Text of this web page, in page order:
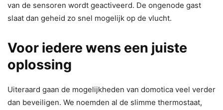
van de sensoren wordt geactiveerd. De ongenode gast
slaat dan geheid zo snel mogelijk op de vlucht.
Voor iedere wens een juiste
oplossing
Uiteraard gaan de mogelijkheden van domotica veel verder
dan beveiligen. We noemden al de slimme thermostaat,